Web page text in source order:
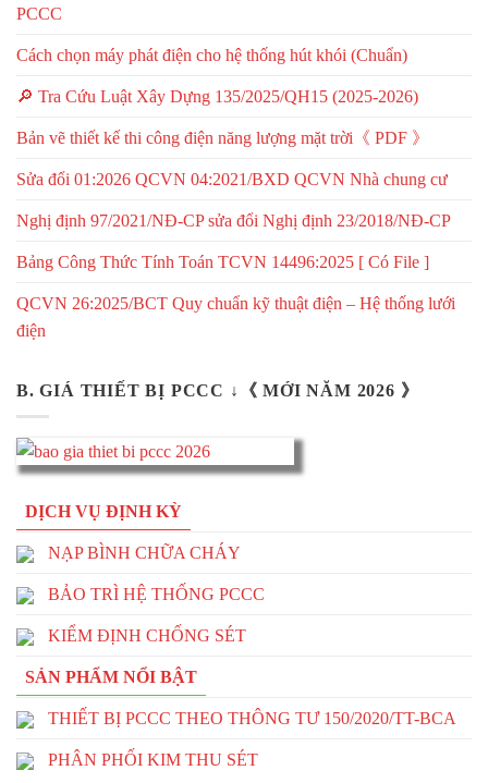
PCCC
Cách chọn máy phát điện cho hệ thống hút khói (Chuẩn)
🔎 Tra Cứu Luật Xây Dựng 135/2025/QH15 (2025-2026)
Bản vẽ thiết kế thi công điện năng lượng mặt trời《 PDF 》
Sửa đổi 01:2026 QCVN 04:2021/BXD QCVN Nhà chung cư
Nghị định 97/2021/NĐ-CP sửa đổi Nghị định 23/2018/NĐ-CP
Bảng Công Thức Tính Toán TCVN 14496:2025 [ Có File ]
QCVN 26:2025/BCT Quy chuẩn kỹ thuật điện – Hệ thống lưới
điện
B. GIÁ THIẾT BỊ PCCC ↓《 MỚI NĂM 2026 》
DỊCH VỤ ĐỊNH KỲ
NẠP BÌNH CHỮA CHÁY
BẢO TRÌ HỆ THỐNG PCCC
KIỂM ĐỊNH CHỐNG SÉT
SẢN PHẨM NỔI BẬT
THIẾT BỊ PCCC THEO THÔNG TƯ 150/2020/TT-BCA
PHÂN PHỐI KIM THU SÉT